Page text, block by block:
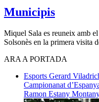
Municipis
Miquel Sala es reuneix amb
Solsonès en la primera visita
ARA A PORTADA
Esports Gerard
Campionanat
Ramon Estany